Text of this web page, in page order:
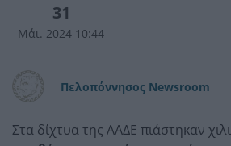
31
Μάι. 2024 10:44
Πελοπόννησος Newsroom
Στα δίχτυα της ΑΑΔΕ πιάστηκαν